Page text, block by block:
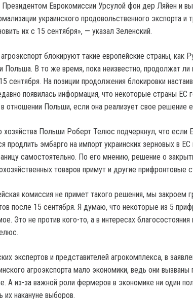
Еврокомиссии Урсулой фон дер Ляйен и
украинского продовольственного экспорта и
их с 15 сентября», — указал Зеленский.
блокируют такие европейские страны, как
Польша. В то же время, пока неизвестно, продолжат ли
сентября. На позиции продолжения блокировки
появилась информация, что некоторые страны ЕС
отношении Польши, если она реализует свое решение
хозяйства Польши Роберт Телюс подчеркнул, что если
продлить эмбарго на импорт украинских зерновых в
самостоятельно. По его мнению, решение о
товаров примут и другие прифронтовые
комиссия не примет такого решения, мы закроем
после 15 сентября. Я думаю, что некоторые из 5
Это не против кого-то, а в интересах благосостояния
экспертов и представителей агрокомплекса, в
агроэкспорта мало экономики, ведь они
А из-за важной роли фермеров в экономике ни один
их накануне выборов.